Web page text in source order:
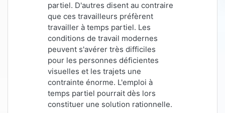
partiel. D'autres disent au contraire
que ces travailleurs préfèrent
travailler à temps partiel. Les
conditions de travail modernes
peuvent s'avérer très difficiles
pour les personnes déficientes
visuelles et les trajets une
contrainte énorme. L'emploi à
temps partiel pourrait dès lors
constituer une solution rationnelle.